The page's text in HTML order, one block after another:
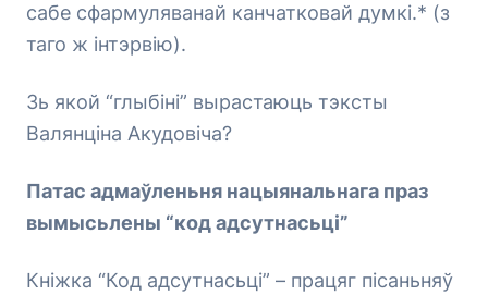
сабе сфармуляванай канчатковай думкі.* (з
таго ж інтэрвію).
Зь якой “глыбіні” вырастаюць тэксты
Валянціна Акудовіча?
Патас адмаўленьня нацыянальнага праз
вымысьлены “код адсутнасьці”
Кніжка “Код адсутнасьці” – працяг пісаньняў